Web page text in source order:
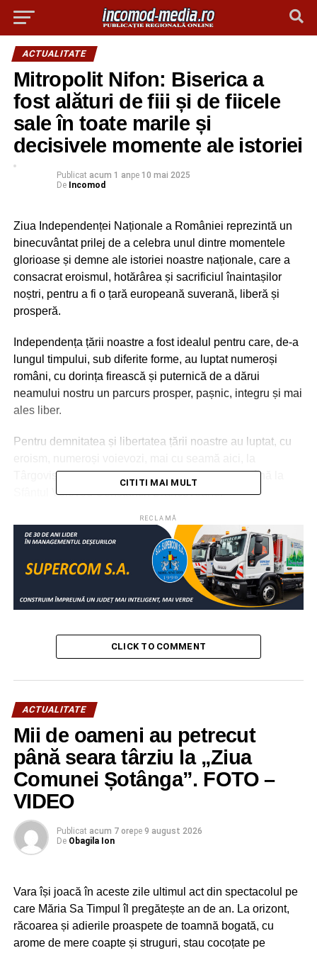
ACTUALITATE
Mitropolit Nifon: Biserica a
fost alături de fiii și de fiicele
sale în toate marile și
decisivele momente ale istoriei
Publicat acum 1 anpe 10 mai 2025
De Incomod
Ziua Independenței Naționale a României reprezintă un
binecuvântat prilej de a celebra unul dintre momentele
glorioase și demne ale istoriei noastre naționale, care a
consacrat eroismul, hotărârea și sacrificiul înaintașilor
noștri, pentru a fi o țară europeană suverană, liberă și
prosperă.
Independența țării noastre a fost idealul pentru care, de-a
lungul timpului, sub diferite forme, au luptat numeroși
români, cu dorința firească și puternică de a dărui
neamului nostru un parcurs prosper, pașnic, integru și mai
ales liber.
Pentru demnitatea și libertatea țării noastre au luptat, cu
Târgoviște, de la Vlad Țepeș și Mihai Viteazul până la
Sfântul Voievod Constantin Brâncoveanu.
Acum 148 de ani, Domnitorul Carol I, continuând acel
entuziast proiect de modernizare a României, inaugurat
de Alexandru Ioan Cuza, împreună cu oameni politici
responsabili, demni și patrioți, a proclamat Independența
de Stat a României, care, mai apoi, a fost consacrată pe
câmpurile de bătălie.
La Grivița, la Plevna, la Rahova, la Smârdan ori la Vidin,
soldații români au scris adevărate pagini de vitejie, eroism
slujește prin fapte și nu prin vorbe!
RECLAMA
Biserica neamului românesc a fost alături de fiii și de
De aceea, nu trebuie să uităm că la toate parohiile din
țară s-au realizat colecte pentru susținerea frontului,
numeroși monahi și monahii s-au înrolat ca voluntari,
ajutând ca infirmieri și brancardieri, iar mulți preoți și-au
CITITI MAI MULT
RECLAMĂ
CLICK TO COMMENT
ACTUALITATE
Mii de oameni au petrecut
până seara târziu la „Ziua
Comunei Șotânga”. FOTO –
VIDEO
Publicat acum 7 orepe 9 august 2026
De Obagila Ion
Vara își joacă în aceste zile ultimul act din spectacolul pe
care Măria Sa Timpul îl pregătește an de an. La orizont,
răcoarea și adierile proaspete de toamnă bogată, cu
arome de mere coapte și struguri, stau cocoțate pe